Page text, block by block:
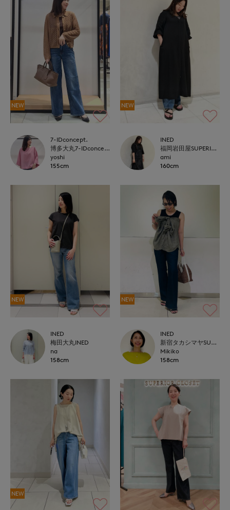
NEW
7-IDconcept.
博多大丸7-IDconcept.
yoshi
155cm
NEW
INED
福岡岩田屋SUPERIOR CLOSET
ami
160cm
NEW
INED
梅田大丸INED
na
158cm
NEW
INED
新宿タカシマヤSUPERIOR CLOSET
Mikiko
158cm
NEW